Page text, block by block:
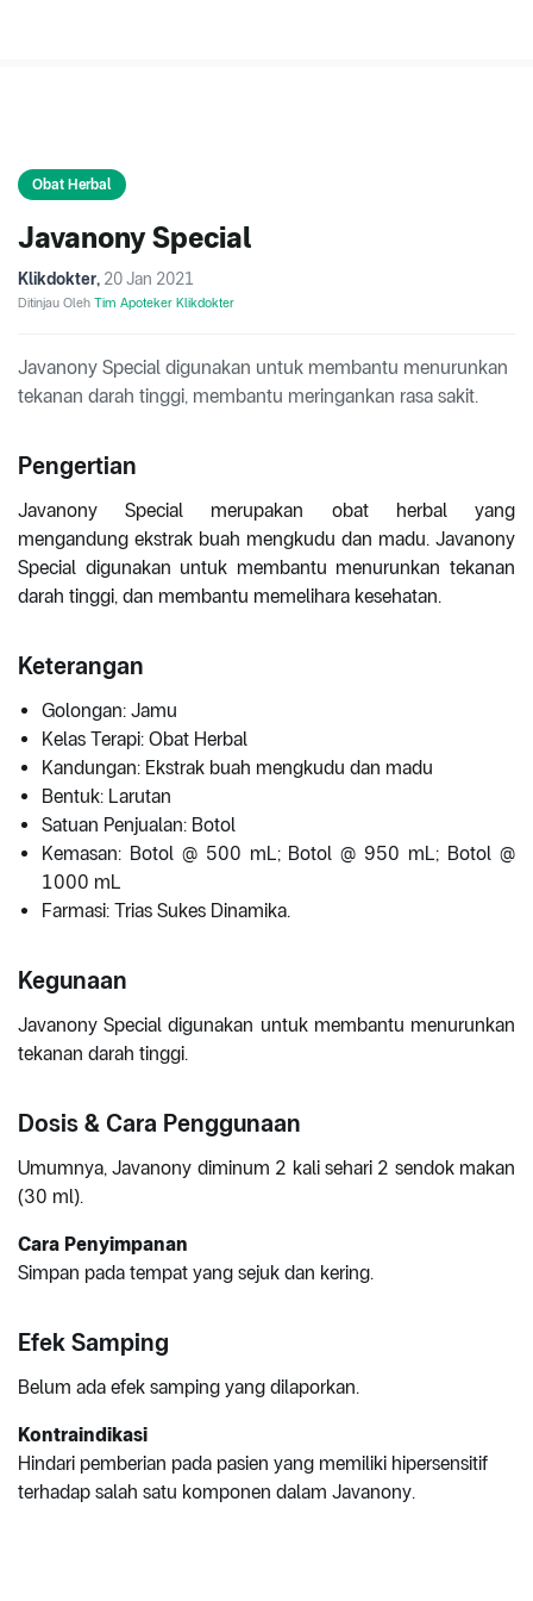
Obat Herbal
Javanony Special
Klikdokter, 20 Jan 2021
Ditinjau Oleh Tim Apoteker Klikdokter
Javanony Special digunakan untuk membantu menurunkan
tekanan darah tinggi, membantu meringankan rasa sakit.
Pengertian
Javanony Special merupakan obat herbal yang
mengandung ekstrak buah mengkudu dan madu. Javanony
Special digunakan untuk membantu menurunkan tekanan
darah tinggi, dan membantu memelihara kesehatan.
Keterangan
Golongan: Jamu
Kelas Terapi: Obat Herbal
Kandungan: Ekstrak buah mengkudu dan madu
Bentuk: Larutan
Satuan Penjualan: Botol
Kemasan: Botol @ 500 mL; Botol @ 950 mL; Botol @
1000 mL
Farmasi: Trias Sukes Dinamika.
Kegunaan
Javanony Special digunakan untuk membantu menurunkan
tekanan darah tinggi.
Dosis & Cara Penggunaan
Umumnya, Javanony diminum 2 kali sehari 2 sendok makan
(30 ml).
Cara Penyimpanan
Simpan pada tempat yang sejuk dan kering.
Efek Samping
Belum ada efek samping yang dilaporkan.
Kontraindikasi
Hindari pemberian pada pasien yang memiliki hipersensitif
terhadap salah satu komponen dalam Javanony.